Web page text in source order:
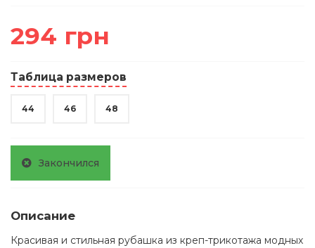
294 грн
Таблица размеров
44 46 48
Закончился
Описание
Красивая и стильная рубашка из креп-трикотажа модных